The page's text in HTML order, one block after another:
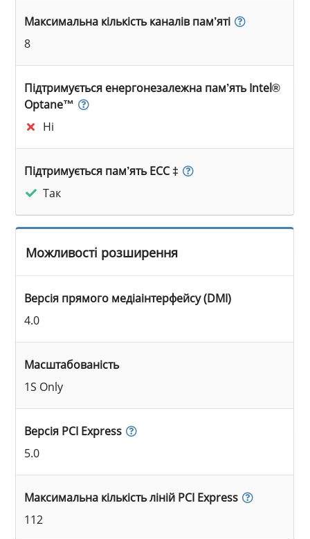
Максимальна кількість каналів пам’яті
8
Підтримується енергонезалежна пам’ять Intel®
Optane™
Ні
Підтримується пам’ять ECC ‡
Так
Можливості розширення
Версія прямого медіаінтерфейсу (DMI)
4.0
Масштабованість
1S Only
Версія PCI Express
5.0
Максимальна кількість ліній PCI Express
112